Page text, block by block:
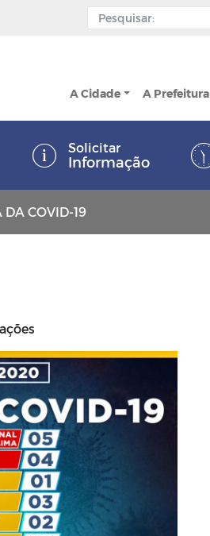
A Cidade A Prefeitura
Solicitar
Informação
DA COVID-19